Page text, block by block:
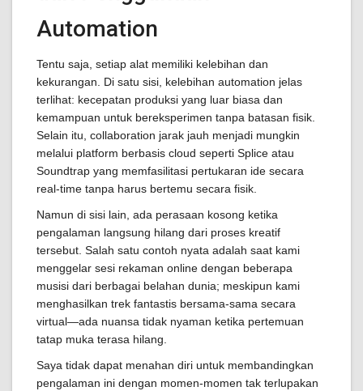
Automation
Tentu saja, setiap alat memiliki kelebihan dan
kekurangan. Di satu sisi, kelebihan automation jelas
terlihat: kecepatan produksi yang luar biasa dan
kemampuan untuk bereksperimen tanpa batasan fisik.
Selain itu, collaboration jarak jauh menjadi mungkin
melalui platform berbasis cloud seperti Splice atau
Soundtrap yang memfasilitasi pertukaran ide secara
real-time tanpa harus bertemu secara fisik.
Namun di sisi lain, ada perasaan kosong ketika
pengalaman langsung hilang dari proses kreatif
tersebut. Salah satu contoh nyata adalah saat kami
menggelar sesi rekaman online dengan beberapa
musisi dari berbagai belahan dunia; meskipun kami
menghasilkan trek fantastis bersama-sama secara
virtual—ada nuansa tidak nyaman ketika pertemuan
tatap muka terasa hilang.
Saya tidak dapat menahan diri untuk membandingkan
pengalaman ini dengan momen-momen tak terlupakan